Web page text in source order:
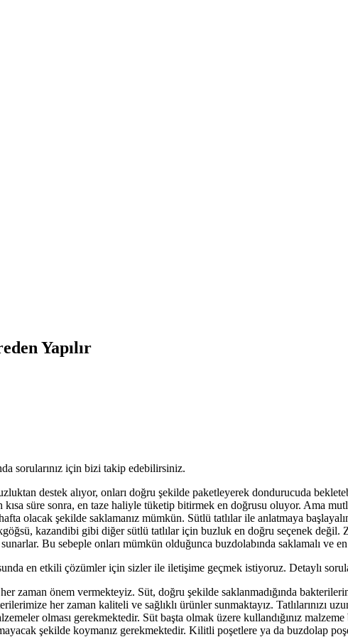
Yapılır
sorularınız için bizi takip edebilirsiniz.
destek alıyor, onları doğru şekilde paketleyerek dondurucuda
kısa süre sonra, en taze haliyle tüketip bitirmek en doğrusu oluyor. Ama
olacak şekilde saklamanız mümkün. Sütlü tatlılar ile anlatmaya
kazandibi gibi diğer sütlü tatlılar için buzluk en doğru seçenek değil.
Bu sebeple onları mümkün olduğunca buzdolabında saklamalı ve
en etkili çözümler için sizler ile iletişime geçmek istiyoruz. Detaylı
zaman önem vermekteyiz. Süt, doğru şekilde saklanmadığında
her zaman kaliteli ve sağlıklı ürünler sunmaktayız. Tatlılarınızı
olması gerekmektedir. Süt başta olmak üzere kullandığınız malzeme
şekilde koymanız gerekmektedir. Kilitli poşetlere ya da buzdolap